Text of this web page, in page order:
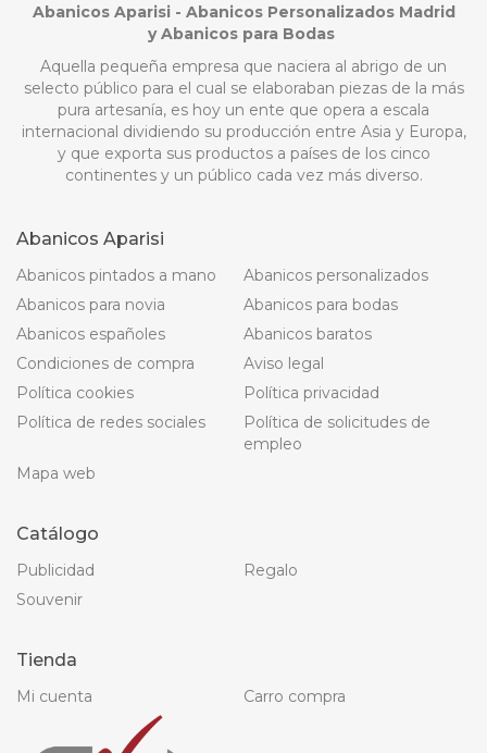
Abanicos Aparisi - Abanicos Personalizados Madrid
y Abanicos para Bodas
Aquella pequeña empresa que naciera al abrigo de un
selecto público para el cual se elaboraban piezas de la más
pura artesanía, es hoy un ente que opera a escala
internacional dividiendo su producción entre Asia y Europa,
y que exporta sus productos a países de los cinco
continentes y un público cada vez más diverso.
Abanicos Aparisi
Abanicos pintados a mano
Abanicos personalizados
Abanicos para novia
Abanicos para bodas
Abanicos españoles
Abanicos baratos
Condiciones de compra
Aviso legal
Política cookies
Política privacidad
Política de redes sociales
Política de solicitudes de
empleo
Mapa web
Catálogo
Publicidad
Regalo
Souvenir
Tienda
Mi cuenta Carro compra